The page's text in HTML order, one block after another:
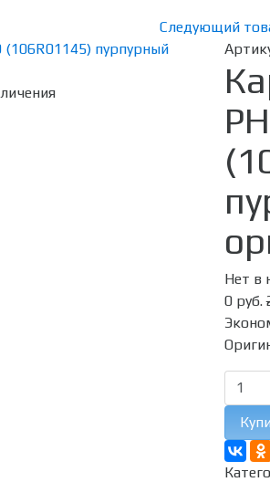
Следующий
Нет в
0 руб.